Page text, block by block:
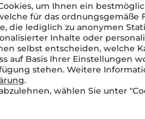
um Ihnen ein
für das
die lediglich zu anonymen
Inhalte oder
selbst entscheiden, welche
auf Basis Ihrer Einstellungen
stehen. Weitere
.
wählen Sie unter